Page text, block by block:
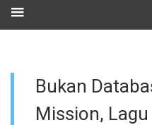
Bukan
Mission,